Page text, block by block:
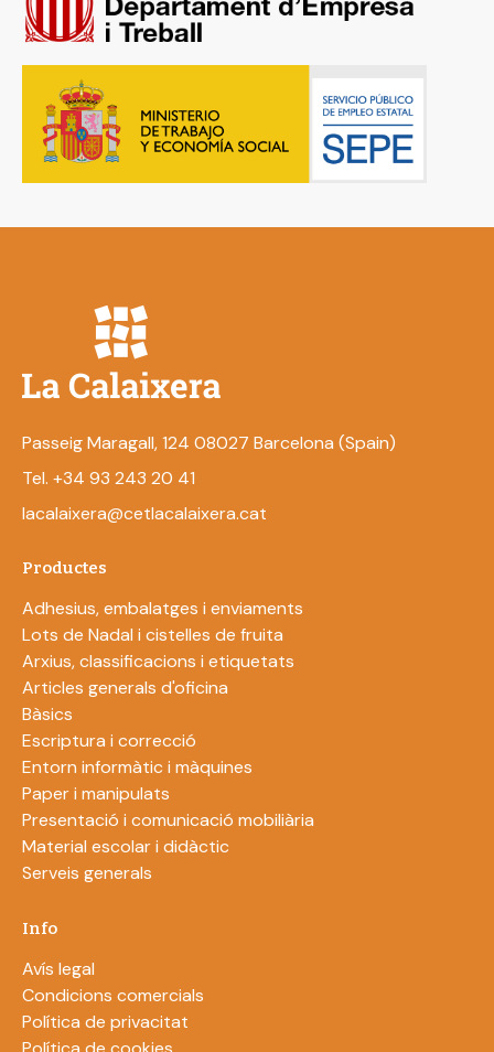
Passeig Maragall, 124 08027 Barcelona (Spain)
Tel. +34 93 243 20 41
lacalaixera@cetlacalaixera.cat
Productes
Adhesius, embalatges i enviaments
Lots de Nadal i cistelles de fruita
Arxius, classificacions i etiquetats
Articles generals d'oficina
Bàsics
Escriptura i correcció
Entorn informàtic i màquines
Paper i manipulats
Presentació i comunicació mobiliària
Material escolar i didàctic
Serveis generals
Info
Avís legal
Condicions comercials
Política de privacitat